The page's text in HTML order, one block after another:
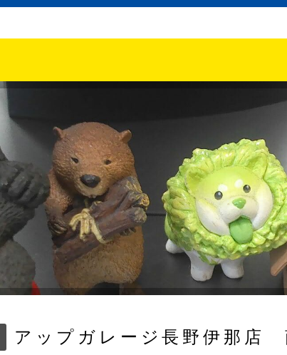
アップガレージ長野伊那店